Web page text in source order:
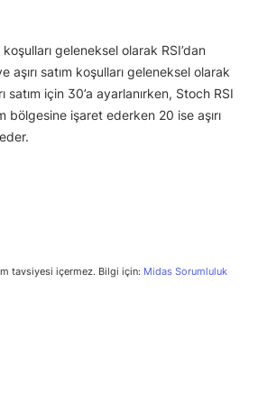
koşulları geleneksel olarak RSI’dan
aşırı satım koşulları geleneksel olarak
satım için 30’a ayarlanırken, Stoch RSI
bölgesine işaret ederken 20 ise aşırı
tavsiyesi içermez. Bilgi için: Midas Sorumluluk